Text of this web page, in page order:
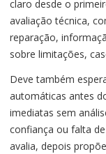
claro desde o
avaliação técnica,
reparação,
sobre limitações,
Deve também
automáticas antes
imediatas sem
confiança ou falta
avalia, depois